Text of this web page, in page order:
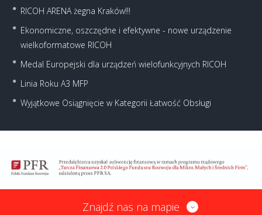
RICOH ARENA żegna Kraków!!!
Ekonomiczne, oszczędne i efektywne - nowe urządzenie
wielkoformatowe RICOH
Medal Europejski dla urządzeń wielofunkcyjnych RICOH
Linia Roku A3 MFP
Wyjątkowe Osiągnięcie w Kategorii Łatwość Obsługi
Znajdź nas na mapie